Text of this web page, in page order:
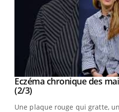
Youtube
Eczéma chronique des
(2/3)Youtube
Une plaque rouge qui gratte,